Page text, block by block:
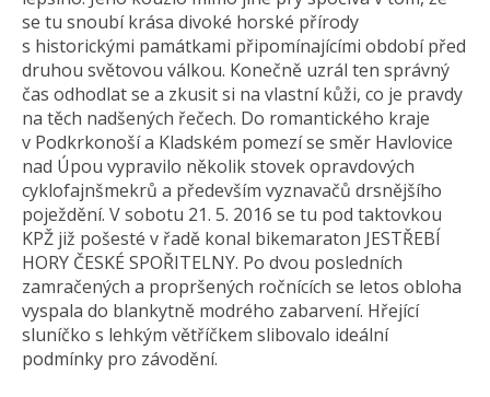
se tu snoubí krása divoké horské přírody
s historickými památkami připomínajícími období před
druhou světovou válkou. Konečně uzrál ten správný
čas odhodlat se a zkusit si na vlastní kůži, co je pravdy
na těch nadšených řečech. Do romantického kraje
v Podkrkonoší a Kladském pomezí se směr Havlovice
nad Úpou vypravilo několik stovek opravdových
cyklofajnšmekrů a především vyznavačů drsnějšího
poježdění. V sobotu 21. 5. 2016 se tu pod taktovkou
KPŽ již pošesté v řadě konal bikemaraton JESTŘEBÍ
HORY ČESKÉ SPOŘITELNY. Po dvou posledních
zamračených a propršených ročnících se letos obloha
vyspala do blankytně modrého zabarvení. Hřející
sluníčko s lehkým větříčkem slibovalo ideální
podmínky pro závodění.